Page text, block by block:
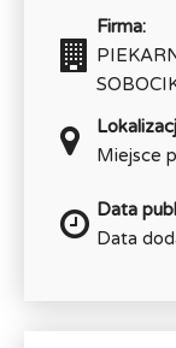
Firma:
Miejsce
Data
Data